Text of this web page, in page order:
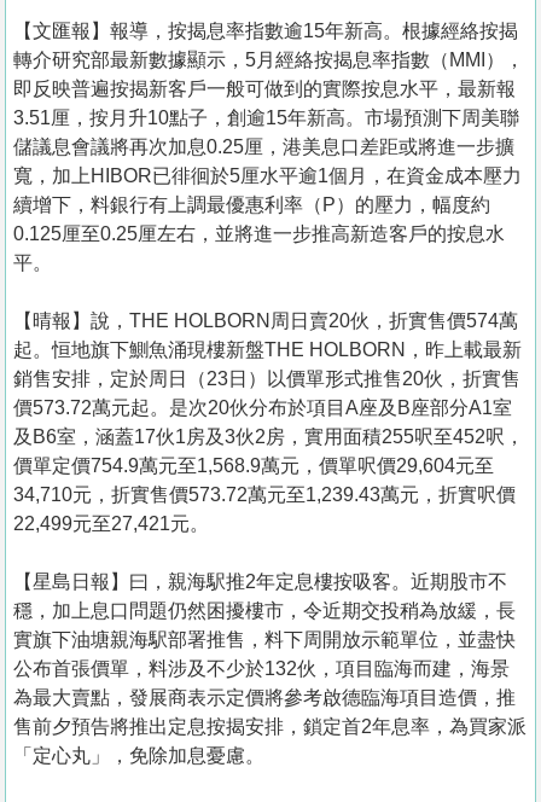
【文匯報】報導，按揭息率指數逾15年新高。根據經絡按揭
轉介研究部最新數據顯示，5月經絡按揭息率指數（MMI），
即反映普遍按揭新客戶一般可做到的實際按息水平，最新報
3.51厘，按月升10點子，創逾15年新高。市場預測下周美聯
儲議息會議將再次加息0.25厘，港美息口差距或將進一步擴
寬，加上HIBOR已徘徊於5厘水平逾1個月，在資金成本壓力
續增下，料銀行有上調最優惠利率（P）的壓力，幅度約
0.125厘至0.25厘左右，並將進一步推高新造客戶的按息水
平。
【晴報】說，THE HOLBORN周日賣20伙，折實售價574萬
起。恒地旗下鰂魚涌現樓新盤THE HOLBORN，昨上載最新
銷售安排，定於周日（23日）以價單形式推售20伙，折實售
價573.72萬元起。是次20伙分布於項目A座及B座部分A1室
及B6室，涵蓋17伙1房及3伙2房，實用面積255呎至452呎，
價單定價754.9萬元至1,568.9萬元，價單呎價29,604元至
34,710元，折實售價573.72萬元至1,239.43萬元，折實呎價
22,499元至27,421元。
【星島日報】曰，親海駅推2年定息樓按吸客。近期股市不
穩，加上息口問題仍然困擾樓市，令近期交投稍為放緩，長
實旗下油塘親海駅部署推售，料下周開放示範單位，並盡快
公布首張價單，料涉及不少於132伙，項目臨海而建，海景
為最大賣點，發展商表示定價將參考啟德臨海項目造價，推
售前夕預告將推出定息按揭安排，鎖定首2年息率，為買家派
「定心丸」，免除加息憂慮。